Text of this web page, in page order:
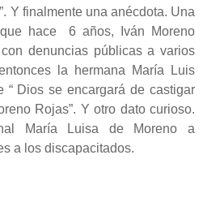
Y finalmente una anécdota. Una
hace 6 años, Iván Moreno
denuncias públicas a varios
la hermana María Luis
“ Dios se encargará de castigar
Rojas”. Y otro dato curioso.
María Luisa de Moreno a
a los discapacitados.